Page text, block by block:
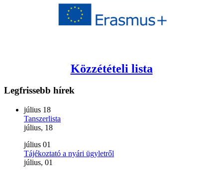
Közzétételi lista
Legfrissebb hírek
július 18
Tanszerlista
július, 18
július 01
Tájékoztató a nyári ügyletről
július, 01